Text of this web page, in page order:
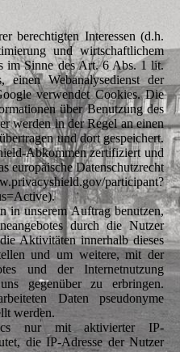
berechtigten Interessen (d.h.
und wirtschaftlichem
im Sinne des Art. 6 Abs. 1 lit.
Webanalysedienst der
verwendet Cookies. Die
über Benutzung des
werden in der Regel an einen
und dort gespeichert.
Abkommen zertifiziert und
europäische Datenschutzrecht
participant?
in unserem Auftrag benutzen,
durch die Nutzer
Aktivitäten innerhalb dieses
und um weitere, mit der
und der Internetnutzung
gegenüber zu erbringen.
Daten pseudonyme
werden.
nur mit aktivierter IP-
die IP-Adresse der Nutzer